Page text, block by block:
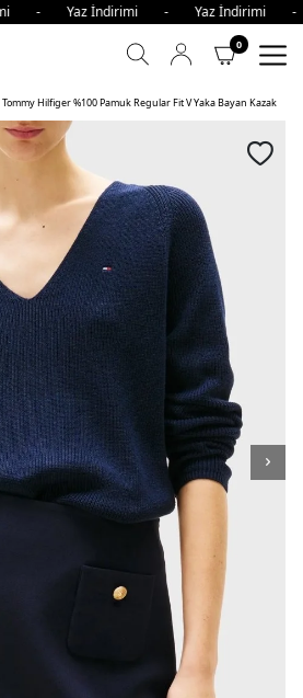
- Yaz İndirimi - Yaz
0
Tommy Hilfiger %100 Pamuk Regular Fit V Yaka Bayan Kazak